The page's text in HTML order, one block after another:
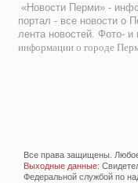
«Новости Перми» -
портал - все новости о
лента новостей. Фото- и
информации о городе
Все права защищены. Любое
Выходные данные:
Федеральной службой по